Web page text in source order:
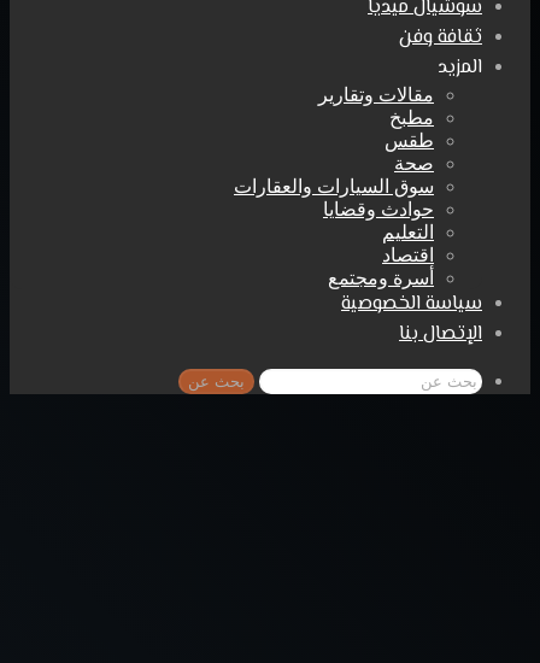
سوشيال ميديا
ثقافة وفن
المزيد
مقالات وتقارير
مطبخ
طقس
صحة
سوق السيارات والعقارات
حوادث وقضايا
التعليم
اقتصاد
أسرة ومجتمع
سياسة الخصوصية
الإتصال بنا
بحث عن